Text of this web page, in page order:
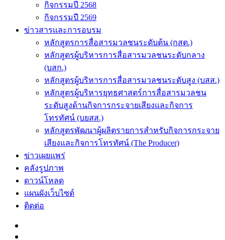
กิจกรรมปี 2568
กิจกรรมปี 2569
ข่าวสารและการอบรม
หลักสูตรการสื่อสารมวลชนระดับต้น (กสต.)
หลักสูตรผู้บริหารการสื่อสารมวลชนระดับกลาง
(บสก.)
หลักสูตรผู้บริหารการสื่อสารมวลชนระดับสูง (บสส.)
หลักสูตรผู้บริหารยุทธศาสตร์การสื่อสารมวลชน
ระดับสูงด้านกิจการกระจายเสียงและกิจการ
โทรทัศน์ (บยสส.)
หลักสูตรพัฒนาผู้ผลิตรายการสำหรับกิจการกระจาย
เสียงและกิจการโทรทัศน์ (The Producer)
ข่าวเผยแพร่
คลังรูปภาพ
ดาวน์โหลด
แผนผังเว็บไซต์
ติดต่อ